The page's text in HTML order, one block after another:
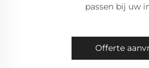
passen bij uw
Offerte